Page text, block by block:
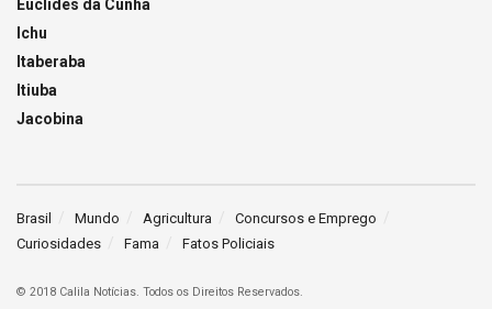
Euclides da Cunha
Ichu
Itaberaba
Itiuba
Jacobina
Brasil Mundo Agricultura
Concursos e Emprego
Curiosidades
Fama Fatos Policiais
© 2018 Calila Notícias. Todos os Direitos Reservados.